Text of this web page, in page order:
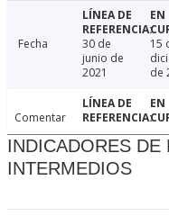
Fecha
30 de
junio de
2021
15
de
Comentar
INDICADORES DE
INTERMEDIOS